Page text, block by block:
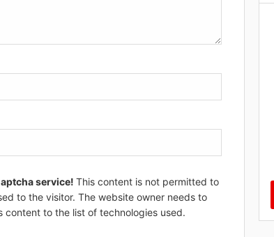
service! This content is not permitted to
to the visitor. The website owner needs to
to the list of technologies used.